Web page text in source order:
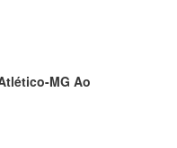
MG Ao